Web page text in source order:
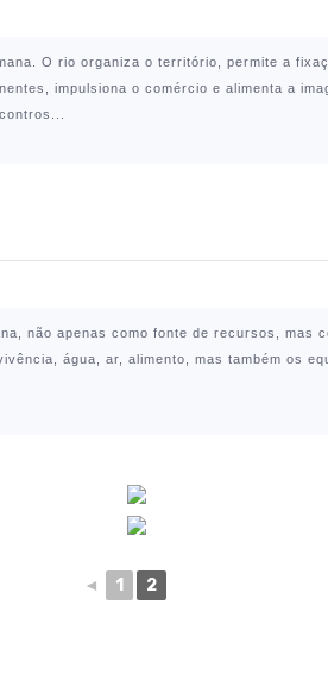
O rio organiza o território, permite a
impulsiona o comércio e alimenta a
não apenas como fonte de recursos, mas
água, ar, alimento, mas também os
◄ 1 2